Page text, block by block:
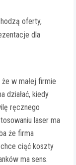
oferty,
dla
w małej firmie
działać, kiedy
ręcznego
laser ma
że firma
ciąć koszty
ma sens.